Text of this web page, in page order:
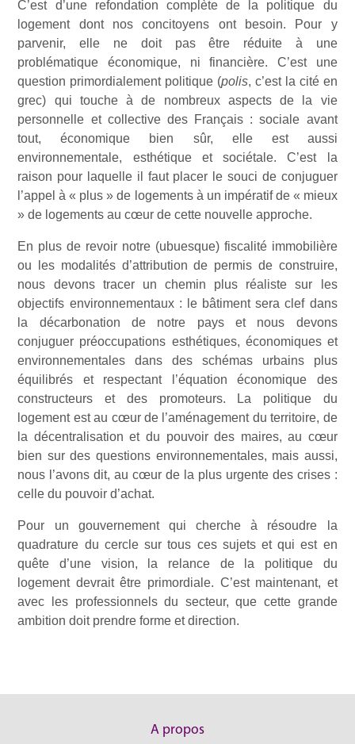
C’est d’une refondation complète de la politique du
logement dont nos concitoyens ont besoin. Pour y
parvenir, elle ne doit pas être réduite à une
problématique économique, ni financière. C’est une
question primordialement politique (polis, c’est la cité en
grec) qui touche à de nombreux aspects de la vie
personnelle et collective des Français : sociale avant
tout, économique bien sûr, elle est aussi
environnementale, esthétique et sociétale. C’est la
raison pour laquelle il faut placer le souci de conjuguer
l’appel à « plus » de logements à un impératif de « mieux
» de logements au cœur de cette nouvelle approche.
En plus de revoir notre (ubuesque) fiscalité immobilière
ou les modalités d’attribution de permis de construire,
nous devons tracer un chemin plus réaliste sur les
objectifs environnementaux : le bâtiment sera clef dans
la décarbonation de notre pays et nous devons
conjuguer préoccupations esthétiques, économiques et
environnementales dans des schémas urbains plus
équilibrés et respectant l’équation économique des
constructeurs et des promoteurs. La politique du
logement est au cœur de l’aménagement du territoire, de
la décentralisation et du pouvoir des maires, au cœur
bien sur des questions environnementales, mais aussi,
nous l’avons dit, au cœur de la plus urgente des crises :
celle du pouvoir d’achat.
Pour un gouvernement qui cherche à résoudre la
quadrature du cercle sur tous ces sujets et qui est en
quête d’une vision, la relance de la politique du
logement devrait être primordiale. C’est maintenant, et
avec les professionnels du secteur, que cette grande
ambition doit prendre forme et direction.
A propos